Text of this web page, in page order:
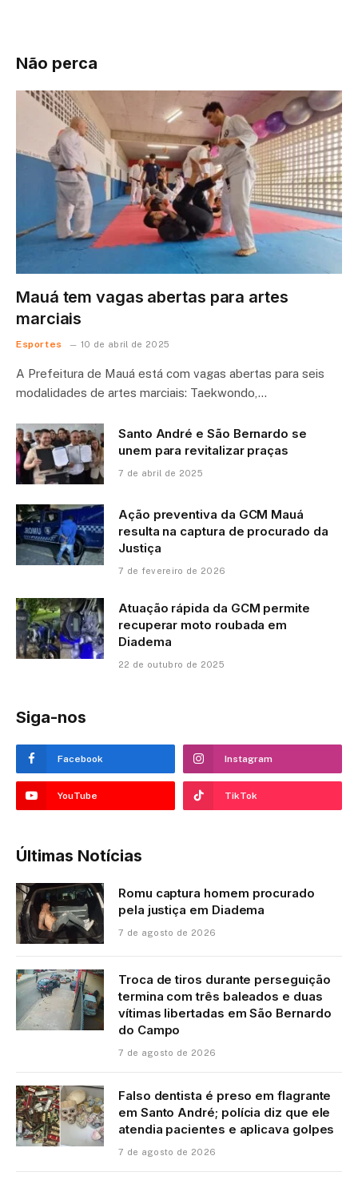
Não perca
Mauá tem vagas abertas para artes
marciais
Esportes 10 de abril de 2025
A Prefeitura de Mauá está com vagas abertas para seis
modalidades de artes marciais: Taekwondo,…
Santo André e São Bernardo se
unem para revitalizar praças
7 de abril de 2025
Ação preventiva da GCM Mauá
resulta na captura de procurado da
Justiça
7 de fevereiro de 2026
Atuação rápida da GCM permite
recuperar moto roubada em
Diadema
22 de outubro de 2025
Siga-nos
Facebook Instagram
YouTube TikTok
Últimas Notícias
Romu captura homem procurado
pela justiça em Diadema
7 de agosto de 2026
Troca de tiros durante perseguição
termina com três baleados e duas
vítimas libertadas em São Bernardo
do Campo
7 de agosto de 2026
Falso dentista é preso em flagrante
em Santo André; polícia diz que ele
atendia pacientes e aplicava golpes
7 de agosto de 2026